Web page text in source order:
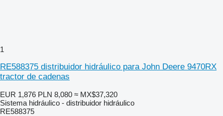
1
RE588375 distribuidor hidráulico para John Deere 9470RX
tractor de cadenas
EUR 1,876 PLN 8,080 ≈ MX$37,320
Sistema hidráulico - distribuidor hidráulico
RE588375